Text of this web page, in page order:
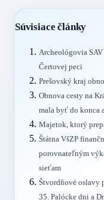
Súvisiace články
Archeológovia
Čertovej peci
Prešovský kraj
Obnova cesty na
mala byť do konca
Majetok, ktorý
Štátna VšZP
porovnateľným
sieťam
Štvordňové oslavy
35. Palócke dni a